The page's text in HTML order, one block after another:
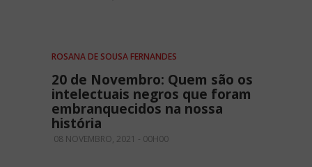
ROSANA DE SOUSA FERNANDES
20 de Novembro: Quem são os
intelectuais negros que foram
embranquecidos na nossa
história
08 NOVEMBRO, 2021 - 00H00